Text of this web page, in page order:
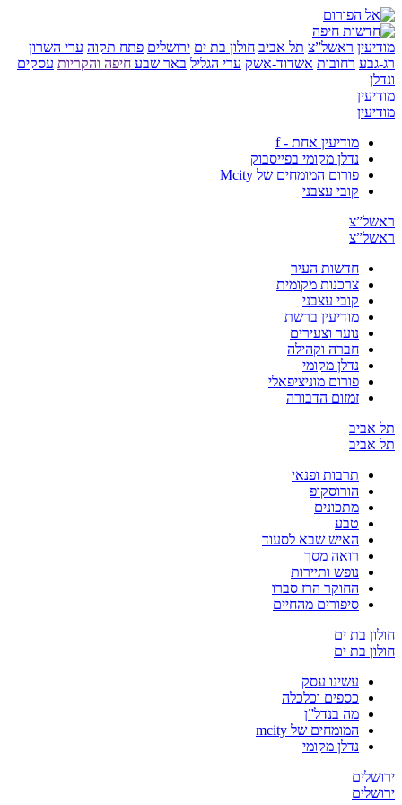
ראשל”צ תל אביב חולון בת ים ירושלים פתח תקוה ערי השרון
רחובות אשדוד-אשק ערי הגליל באר שבעחיפה והקריות עסקים
מודיעין אחת - f
נדלן מקומי בפייסבוק
פורום המומחים של Mcity
קובי עצבני
חדשות העיר
צרכנות מקומית
קובי עצבני
מודיעין ברשת
נוער וצעירים
חברה וקהילה
נדלן מקומי
פורום מוניציפאלי
זמזום הדבורה
תרבות ופנאי
הורוסקופ
מתכונים
טבע
האיש שבא לסעוד
רואה מסך
נופש ותיירות
החוקר הרז סברו
סיפורים מהחיים
בת ים
בת ים
עשינו עסק
כספים וכלכלה
מה בנדל”ן
המומחים של mcity
נדלן מקומי